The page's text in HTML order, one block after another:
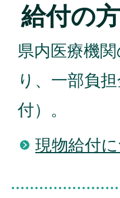
給付の
県内医療機
り、一部負
付）。
現物給付